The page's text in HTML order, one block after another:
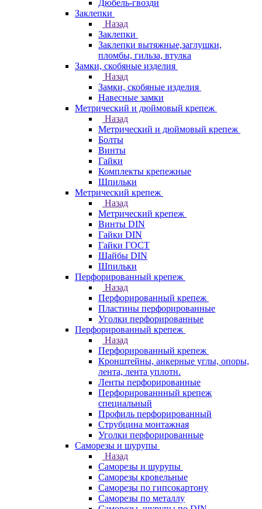
Дюбель-гвозди
Заклепки
Назад
Заклепки
Заклепки вытяжные,заглушки,
пломбы, гильза, втулка
Замки, скобяные изделия
Назад
Замки, скобяные изделия
Навесные замки
Метрический и дюймовый крепеж
Назад
Метрический и дюймовый крепеж
Болты
Винты
Гайки
Комплекты крепежные
Шпильки
Метрический крепеж
Назад
Метрический крепеж
Винты DIN
Гайки DIN
Гайки ГОСТ
Шайбы DIN
Шпильки
Перфорированный крепеж
Назад
Перфорированный крепеж
Пластины перфорированные
Уголки перфорированные
Перфорированный крепеж
Назад
Перфорированный крепеж
Кронштейны, анкерные углы, опоры,
лента, лента уплотн.
Ленты перфорированные
Перфорированнный крепеж
специальный
Профиль перфорированный
Струбцина монтажная
Уголки перфорированные
Саморезы и шурупы
Назад
Саморезы и шурупы
Саморезы кровельные
Саморезы по гипсокартону
Саморезы по металлу